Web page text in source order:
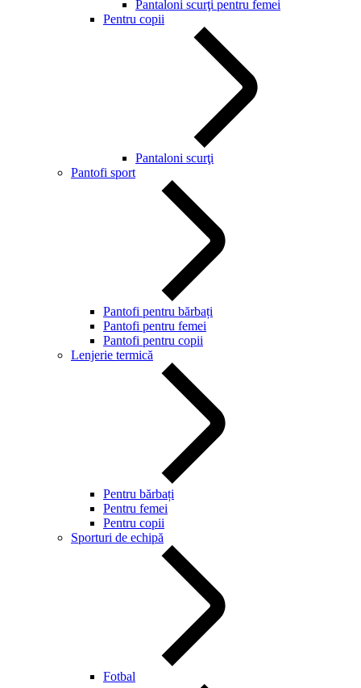
Pantaloni scurţi pentru femei
Pentru copii
Pantaloni scurţi
Pantofi sport
Pantofi pentru bărbați
Pantofi pentru femei
Pantofi pentru copii
Lenjerie termică
Pentru bărbați
Pentru femei
Pentru copii
Sporturi de echipă
Fotbal